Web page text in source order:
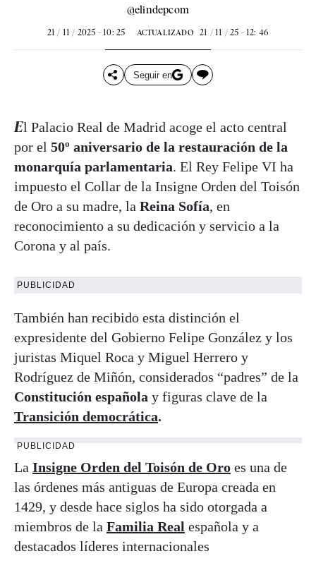
@elindepcom
21 / 11 / 2025 - 10: 25 ACTUALIZADO 21 / 11 / 25 - 12: 46
Seguir en
El Palacio Real de Madrid acoge el acto central
por el 50º aniversario de la restauración de la
monarquía parlamentaria. El Rey Felipe VI ha
impuesto el Collar de la Insigne Orden del Toisón
de Oro a su madre, la Reina Sofía, en
reconocimiento a su dedicación y servicio a la
Corona y al país.
PUBLICIDAD
También han recibido esta distinción el
expresidente del Gobierno Felipe González y los
juristas Miquel Roca y Miguel Herrero y
Rodríguez de Miñón, considerados “padres” de la
Constitución española y figuras clave de la
Transición democrática.
PUBLICIDAD
La Insigne Orden del Toisón de Oro es una de
las órdenes más antiguas de Europa creada en
1429, y desde hace siglos ha sido otorgada a
miembros de la Familia Real española y a
destacados líderes internacionales